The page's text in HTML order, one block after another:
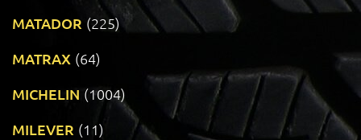
MATADOR (225)
MATRAX (64)
MICHELIN (1004)
MILEVER (11)